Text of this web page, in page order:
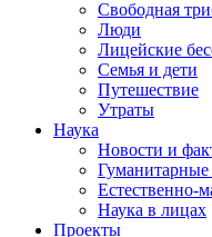
Свободная
Люди
Лицейские
Семья и дети
Путешествие
Утраты
Наука
Новости и
Гуманитарные
Естественно-
Наука в лицах
Проекты